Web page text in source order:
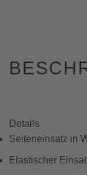
Details
Seiteneinsatz in
Elastischer